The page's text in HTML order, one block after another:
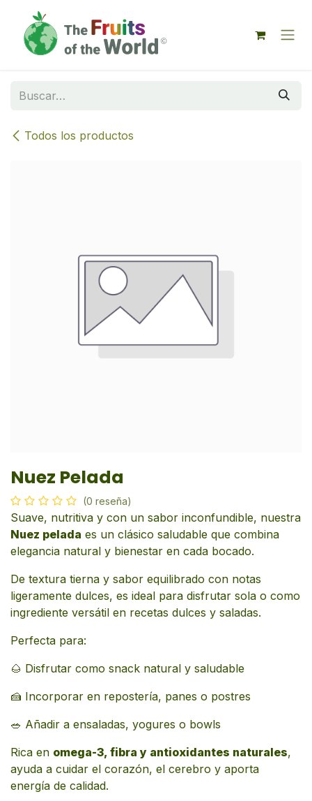
Todos los productos
Nuez Pelada
(0 reseña)
Suave, nutritiva y con un sabor inconfundible, nuestra
Nuez pelada es un clásico saludable que combina
elegancia natural y bienestar en cada bocado.
De textura tierna y sabor equilibrado con notas
ligeramente dulces, es ideal para disfrutar sola o como
ingrediente versátil en recetas dulces y saladas.
Perfecta para:
🌰 Disfrutar como snack natural y saludable
🍰 Incorporar en repostería, panes o postres
🥗 Añadir a ensaladas, yogures o bowls
Rica en omega-3, fibra y antioxidantes naturales,
ayuda a cuidar el corazón, el cerebro y aporta
energía de calidad.